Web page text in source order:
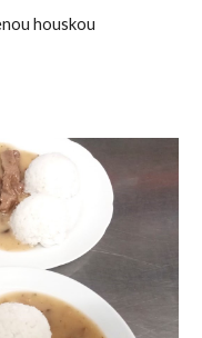
houskou